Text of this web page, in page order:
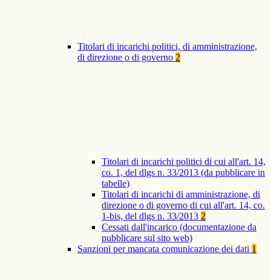
Titolari di incarichi politici, di amministrazione,
di direzione o di governo 2
Titolari di incarichi politici di cui all'art. 14,
co. 1, del dlgs n. 33/2013 (da pubblicare in
tabelle)
Titolari di incarichi di amministrazione, di
direzione o di governo di cui all'art. 14, co.
1-bis, del dlgs n. 33/2013 2
Cessati dall'incarico (documentazione da
pubblicare sul sito web)
Sanzioni per mancata comunicazione dei dati 1